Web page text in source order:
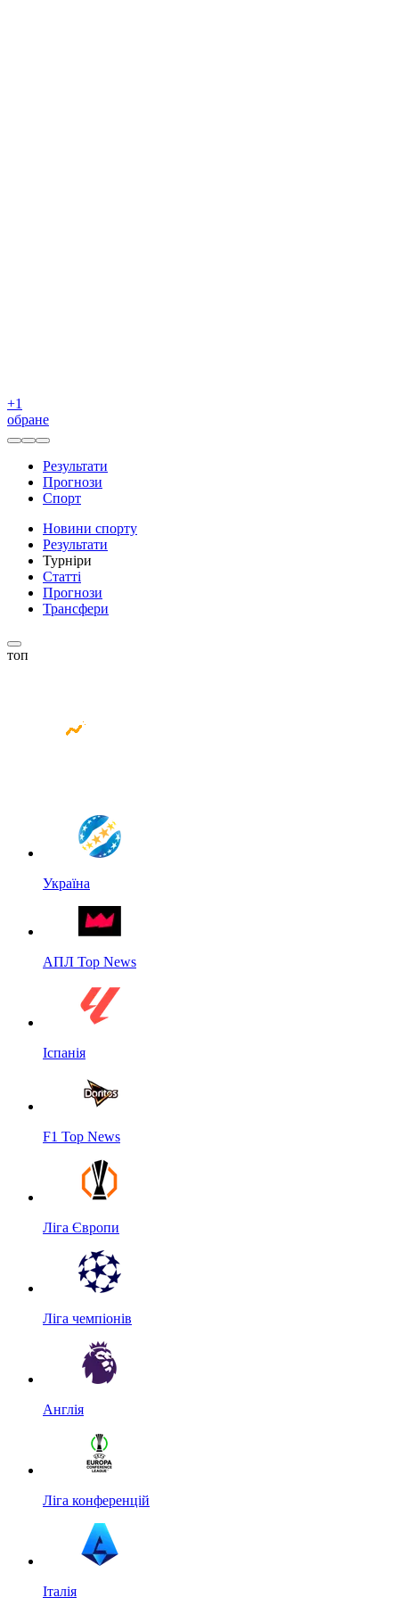
+1
обране
Результати
Прогнози
Спорт
Новини спорту
Результати
Турніри
Статті
Прогнози
Трансфери
топ
Україна
АПЛ Top News
Іспанія
F1 Top News
Ліга Європи
Ліга чемпіонів
Англія
Ліга конференцій
Італія